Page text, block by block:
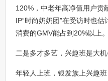
120%，中老年高净值用户贡
IP“时尚奶奶团”在受访时也
消费的GMV能占到20%以上。
二是多才多艺，兴趣班是大机
年轻人上班，银发族上兴趣